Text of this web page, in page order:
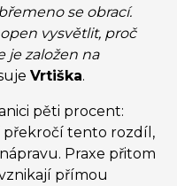
se obrací.
vysvětlit, proč
je založen na
Vrtiška.
pěti procent:
tento rozdíl,
Praxe přitom
přímou